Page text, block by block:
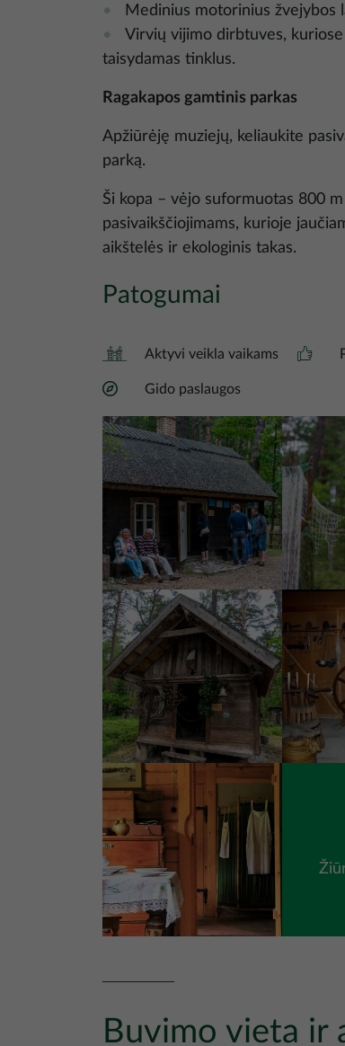
Medinius motorinius žvejybos
Virvių vijimo dirbtuves,
taisydamas tinklus.
Ragakapos gamtinis parkas
Apžiūrėję muziejų, keliaukite
parką.
Ši kopa – vėjo suformuotas 800
pasivaikščiojimams, kurioje
aikštelės ir ekologinis takas.
Patogumai
Aktyvi veikla vaikams
Gido paslaugos
Nuotrauka Nuotrauka
Nuotrauka
Nuotrauka
Buvimo vieta ir